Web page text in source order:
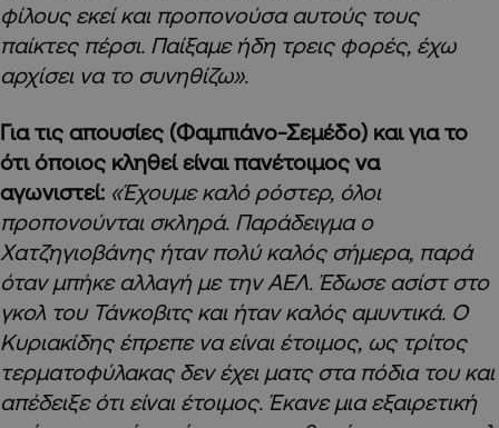
φίλους εκεί και προπονούσα αυτούς τους
παίκτες πέρσι. Παίξαμε ήδη τρεις φορές, έχω
αρχίσει να το συνηθίζω».
Για τις απουσίες (Φαμπιάνο-Σεμέδο) και για το
ότι όποιος κληθεί είναι πανέτοιμος να
αγωνιστεί: «Έχουμε καλό ρόστερ, όλοι
προπονούνται σκληρά. Παράδειγμα ο
Χατζηγιοβάνης ήταν πολύ καλός σήμερα, παρά
όταν μπήκε αλλαγή με την ΑΕΛ. Έδωσε ασίστ στο
γκολ του Τάνκοβιτς και ήταν καλός αμυντικά. Ο
Κυριακίδης έπρεπε να είναι έτοιμος, ως τρίτος
τερματοφύλακας δεν έχει ματς στα πόδια του και
απέδειξε ότι είναι έτοιμος. Έκανε μια εξαιρετική